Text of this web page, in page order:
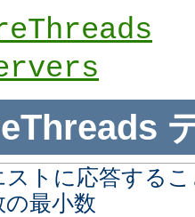
ストに応答する
の最小数